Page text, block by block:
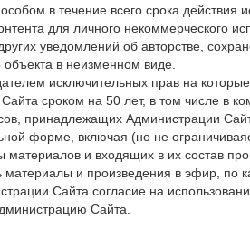
в течение всего срока действия
для личного некоммерческого
уведомлений об авторстве,
в неизменном виде.
исключительных прав на которые
сроком на 50 лет, в том числе в
принадлежащих Администрации
форме, включая (но не
и входящих в их состав
и произведения в эфир, по
Сайта согласие на
Сайта.